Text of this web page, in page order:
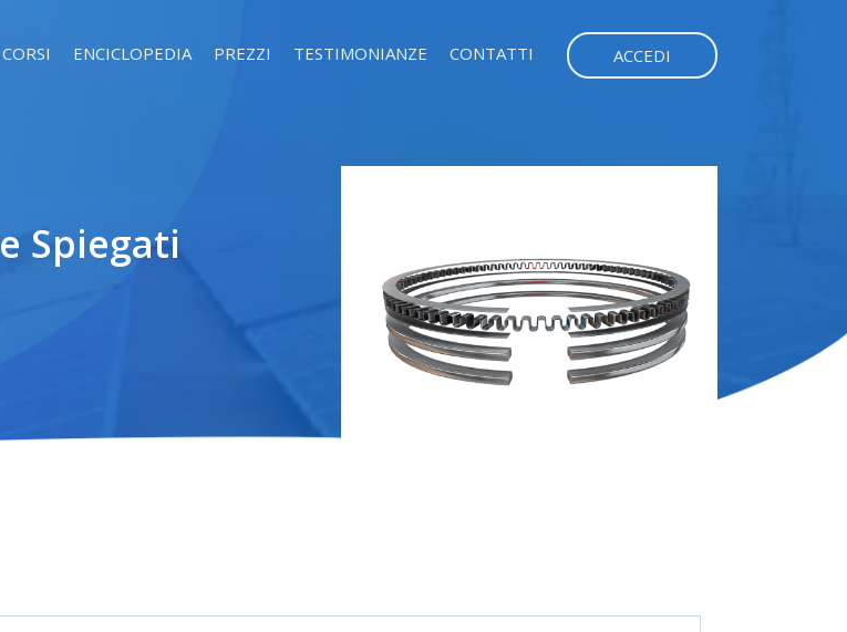
CORSI ENCICLOPEDIA PREZZI TESTIMONIANZE CONTATTI ACCEDI
Spiegati